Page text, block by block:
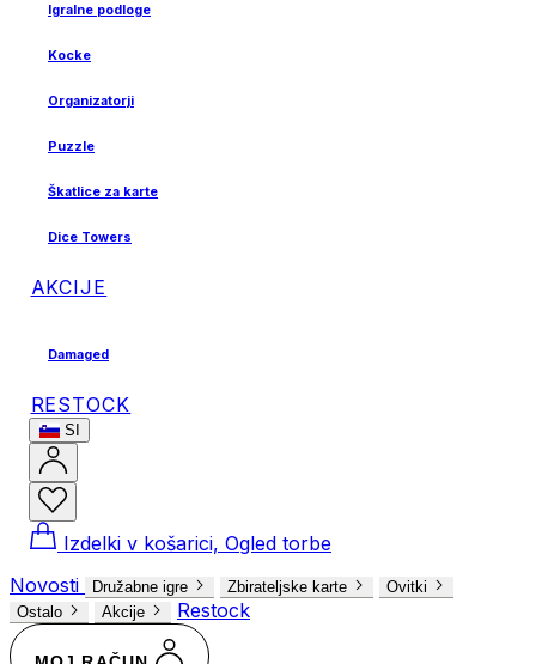
Igralne podloge
Kocke
Organizatorji
Puzzle
Škatlice za karte
Dice Towers
AKCIJE
Damaged
RESTOCK
SI
Izdelki v košarici, Ogled torbe
Novosti
Družabne igre Zbirateljske karte
Ovitki
Ostalo
Akcije Restock